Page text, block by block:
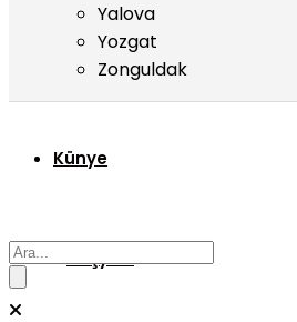
Yalova
Yozgat
Zonguldak
Künye
Başyazı